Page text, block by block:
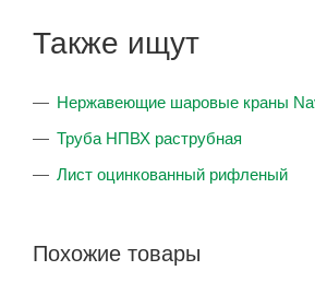
Также ищут
Нержавеющие шаровые краны
Труба НПВХ раструбная
Лист оцинкованный рифленый
Похожие товары